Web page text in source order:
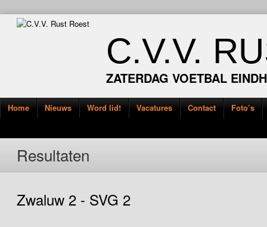
C.V.V.
ZATERDAG VOETBAL
Home Nieuws Word lid! Vacatures Contact Foto’s
Resultaten
Zwaluw 2 - SVG 2